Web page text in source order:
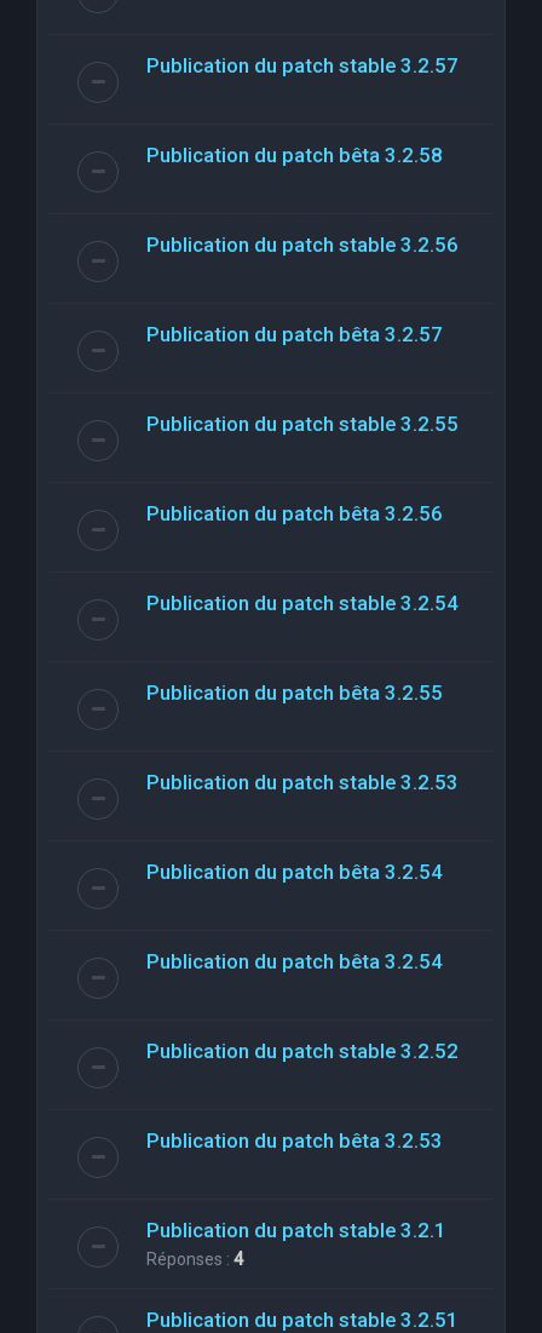
Publication du patch stable 3.2.57
Publication du patch bêta 3.2.58
Publication du patch stable 3.2.56
Publication du patch bêta 3.2.57
Publication du patch stable 3.2.55
Publication du patch bêta 3.2.56
Publication du patch stable 3.2.54
Publication du patch bêta 3.2.55
Publication du patch stable 3.2.53
Publication du patch bêta 3.2.54
Publication du patch bêta 3.2.54
Publication du patch stable 3.2.52
Publication du patch bêta 3.2.53
Publication du patch stable 3.2.1
Réponses : 4
Publication du patch stable 3.2.51